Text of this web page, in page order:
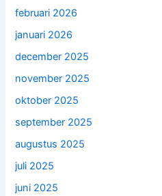
februari 2026
januari 2026
december 2025
november 2025
oktober 2025
september 2025
augustus 2025
juli 2025
juni 2025